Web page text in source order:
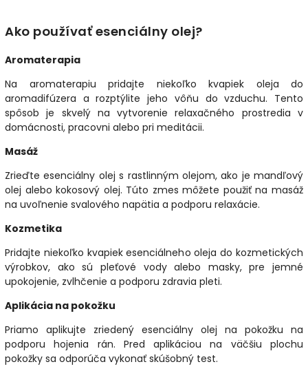
Ako používať esenciálny olej?
Aromaterapia
Na aromaterapiu pridajte niekoľko kvapiek oleja do
aromadifúzera a rozptýlite jeho vôňu do vzduchu. Tento
spôsob je skvelý na vytvorenie relaxačného prostredia v
domácnosti, pracovni alebo pri meditácii.
Masáž
Zrieďte esenciálny olej s rastlinným olejom, ako je mandľový
olej alebo kokosový olej. Túto zmes môžete použiť na masáž
na uvoľnenie svalového napätia a podporu relaxácie.
Kozmetika
Pridajte niekoľko kvapiek esenciálneho oleja do kozmetických
výrobkov, ako sú pleťové vody alebo masky, pre jemné
upokojenie, zvlhčenie a podporu zdravia pleti.
Aplikácia na pokožku
Priamo aplikujte zriedený esenciálny olej na pokožku na
podporu hojenia rán. Pred aplikáciou na väčšiu plochu
pokožky sa odporúča vykonať skúšobný test.